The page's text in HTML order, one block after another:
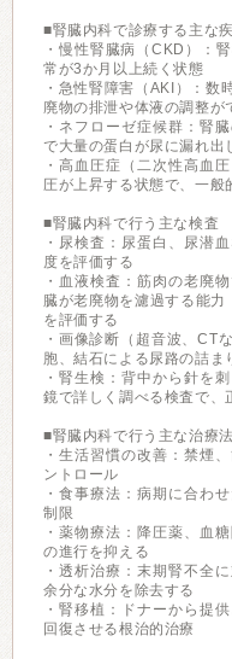
■腎臓内科で診療する主な
・慢性腎臓病（CKD）：
常が3か月以上続く状態
・急性腎障害（AKI）：数
廃物の排泄や体液の調整が
・ネフローゼ症候群：腎
で大量の蛋白が尿に漏れ出
・高血圧症（二次性高血
圧が上昇する状態で、一般
■腎臓内科で行う主な検査
・尿検査：尿蛋白、尿潜
度を評価する
・血液検査：筋肉の老廃
臓が老廃物を濾過する能
を評価する
・画像診断（超音波、CT
胞、結石による尿路の詰ま
・腎生検：背中から針を
鏡で詳しく調べる検査で、
■腎臓内科で行う主な治療法
・生活習慣の改善：禁煙
ントロール
・食事療法：病期に合わ
制限
・薬物療法：降圧薬、血
の進行を抑える
・透析治療：末期腎不全
余分な水分を除去する
・腎移植：ドナーから提
回復させる根治的治療